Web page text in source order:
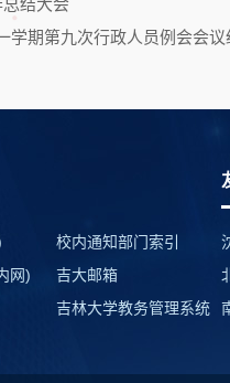
总结大会
学期第九次行政人员例会会议
校内通知部门索引
网)
吉大邮箱
吉林大学教务管理系统